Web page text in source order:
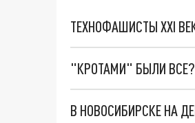
ТЕХНОФАШИСТЫ XXI
"КРОТАМИ" БЫЛИ
В НОВОСИБИРСКЕ НА